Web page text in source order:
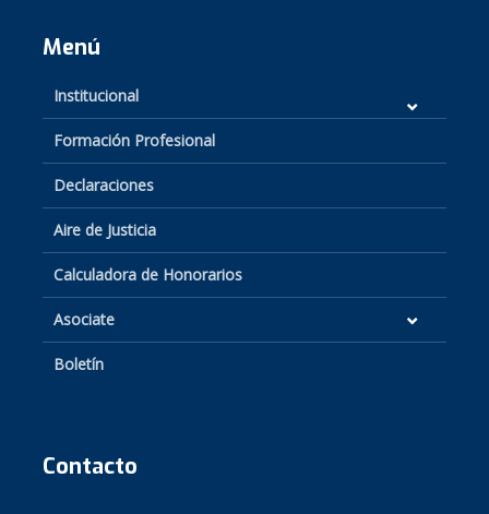
Menú
Institucional
Formación Profesional
Declaraciones
Aire de Justicia
Calculadora de Honorarios
Asociate
Boletín
Contacto